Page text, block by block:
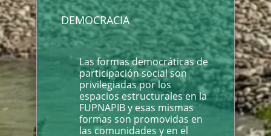
DEMOCRACIA
Las formas democráticas de
participación social son
privilegiadas por los
espacios estructurales en la
FUPNAPIB y esas mismas
formas son promovidas en
las comunidades y en el